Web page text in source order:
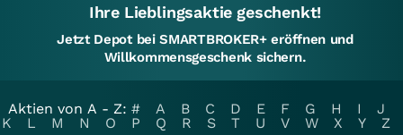
Ihre Lieblingsaktie geschenkt!
Jetzt Depot bei SMARTBROKER+ eröffnen und
Willkommensgeschenk sichern.
Aktien von A - Z: # A B C D E F G H I
J
K
L M N O P Q R S T U V W X Y
Z